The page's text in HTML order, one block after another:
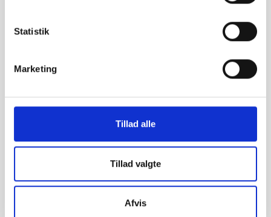
Statistik
Marketing
Tillad alle
Tillad valgte
Afvis
Højskolens rammer gør det nemmere at håndtere
paradokset i arbejdet med bæredygtighed